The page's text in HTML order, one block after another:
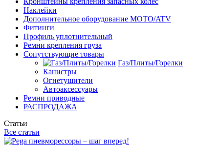
Наклейки
Дополнительное оборудование MOTO/ATV
Фитинги
Профиль уплотнительный
Ремни крепления груза
Сопутствующие товары
Газ/Плиты/Горелки
Канистры
Огнетушители
Автоаксессуары
Ремни приводные
РАСПРОДАЖА
Статьи
Все статьи